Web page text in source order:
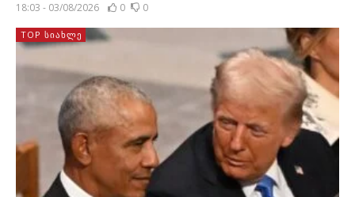
18:03 - 03/08/2026 0 0
TOP ᲡᲘᲐᲮᲚᲔ